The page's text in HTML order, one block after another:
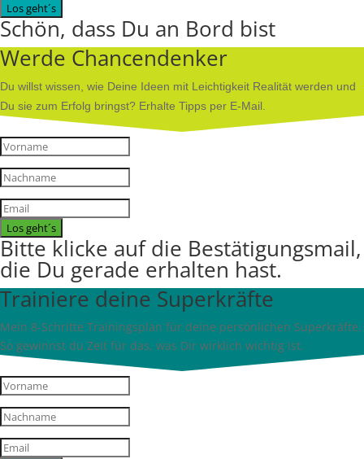
Los geht´s
Schön, dass Du an Bord bist
Werde Chancendenker
Du willst wissen, wie Deine Ideen mit Leichtigkeit Realität werden und
Du sie zum Erfolg bringst? Erhalte Tipps per E-Mail.
Los geht´s
Bitte klicke auf die Bestätigungsmail,
die Du gerade erhalten hast.
Trainiere deine Superkräfte
Mein 8-Schritte Trainingsplan für deine persönlichen Superkräfte.
So gewinnst du Zeit für das, was Dir wirklich wichtig ist.